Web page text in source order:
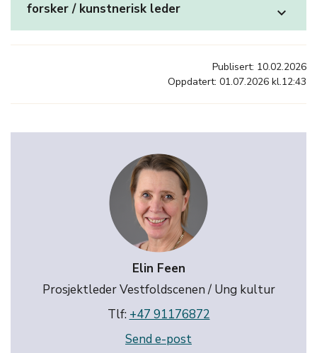
forsker / kunstnerisk leder
expand_more
Publisert: 10.02.2026
Oppdatert: 01.07.2026 kl.12:43
Elin Feen
Prosjektleder Vestfoldscenen / Ung kultur
Tlf: +47 91176872
Send e-post